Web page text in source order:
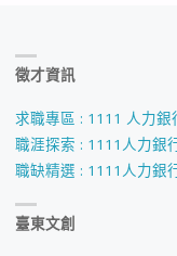
徵才資訊
求職專區 : 1111 人力
職涯探索 : 1111人力銀
職缺精選 : 1111人力銀
臺東文創